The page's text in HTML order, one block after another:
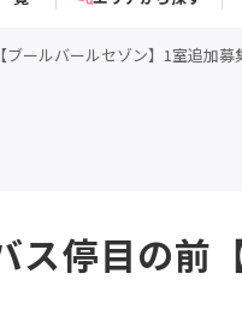
ールバールセゾン】1室追加募
ス停目の前